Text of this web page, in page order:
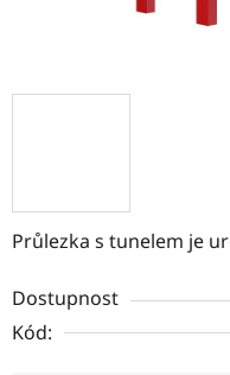
Průlezka s tunelem je
Dostupnost
Kód: